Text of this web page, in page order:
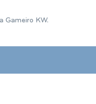
Gameiro KW.